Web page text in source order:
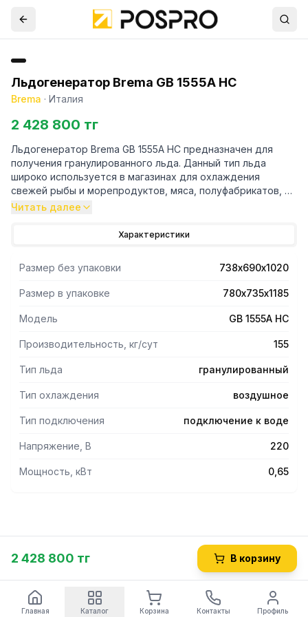
Льдогенератор Brema GB 1555A HC
Brema · Италия
2 428 800 тг
Льдогенератор Brema GB 1555A HC предназначен для
получения гранулированного льда. Данный тип льда
широко используется в магазинах для охлаждения
свежей рыбы и морепродуктов, мяса, полуфабрикатов, а
также в ресторанах и отелях для оформления и подачи
изготовлен из нержавеющей стали. Электромеханическая
защищена от попадания пыли. Тропический класс
(температура окружающей среды до +43С). Легко
очищаемые внутренние скругленные поверхности.
Съемный очищаемый фильтр. Изолированная дверца.
указана без учета ножек). Потребление воды 1 л/кг.
Читать далее
Характеристики
Размер без упаковки 738х690х1020
Размер в упаковке 780х735х1185
Модель GB 1555A HC
Производительность, кг/сут 155
Тип льда гранулированный
Тип охлаждения воздушное
Тип подключения подключение к воде
Напряжение, В 220
Мощность, кВт 0,65
2 428 800 тг В корзину
Главная Каталог Корзина Контакты Профиль